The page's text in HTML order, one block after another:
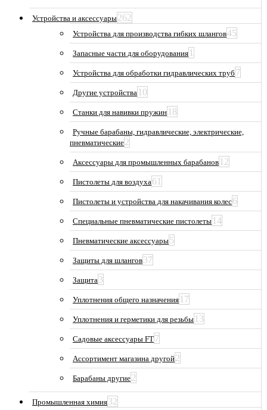
Устройства и аксессуары262
Устройства для производства гибких шлангов45
Запасные части для оборудования 1
Устройства для обработки гидравлических труб 7
Другие устройства 10
Станки для навивки пружин 18
Ручные барабаны, гидравлические, электрические,
пневматические2
Аксессуары для промышленных барабанов 12
Пистолеты для воздуха61
Пистолеты и устройства для накачивания колес6
Специальные пневматические пистолеты 14
Пневматические аксессуары5
Защиты для шлангов37
Защита3
Уплотнения общего назначения 17
Уплотнения и герметики для резьбы 13
Садовые аксессуары FT7
Ассортимент магазина другой2
Барабаны другие2
Промышленная химия32